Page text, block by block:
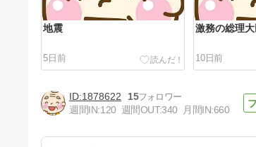
地震
5日前
激務の総理
10日前
1878622
15
週間IN:120 週間OUT:340 月間IN:660